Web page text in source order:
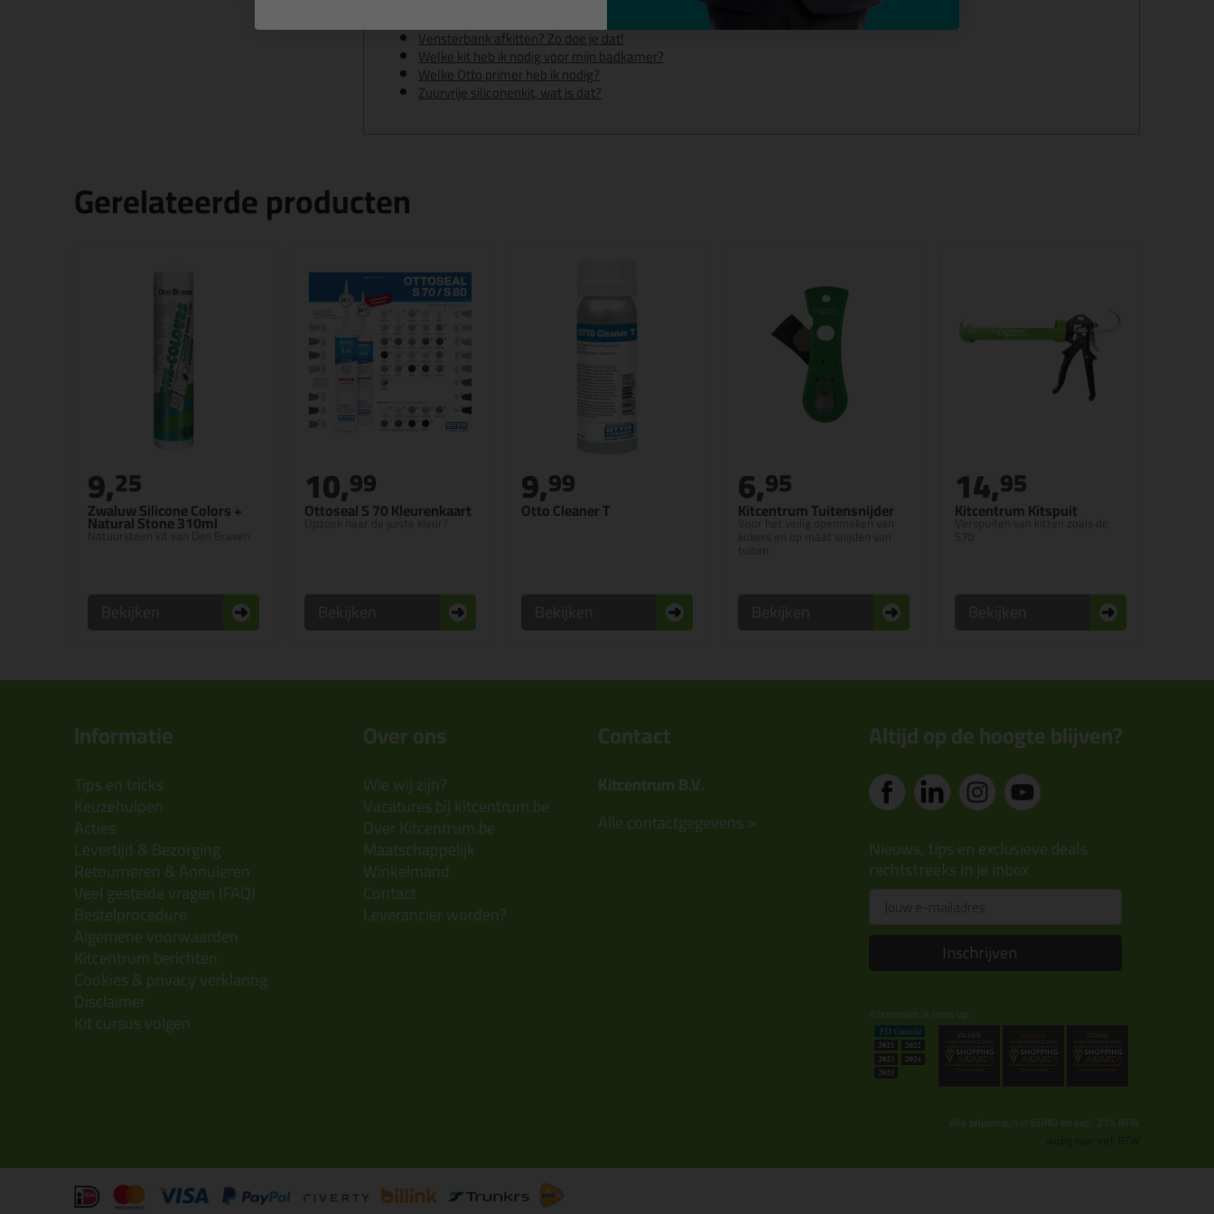
Vensterbank afkitten? Zo doe je dat!
Welke kit heb ik nodig voor mijn badkamer?
Welke Otto primer heb ik nodig?
Zuurvrije siliconenkit, wat is dat?
Gerelateerde producten
Zwaluw Silicone Colors +
Natural Stone 310ml
Natuursteen kit van Den Braven
9,25
Ottoseal S 70 Kleurenkaart
Opzoek naar de juiste kleur?
10,99
Otto Cleaner T
9,99
Kitcentrum Tuitensnijder
Voor het veilig openmaken van
6,95
Kitcentrum Kitspuit
Verspuiten van kitten zoals de
14,95
Informatie
Tips en tricks
Keuzehulpen
Acties
Levertijd & Bezorging
Retourneren & Annuleren
Veel gestelde vragen (FAQ)
Bestelprocedure
Algemene voorwaarden
Kitcentrum berichten
Cookies & privacy verklaring
Disclaimer
Kit cursus volgen
Over ons
Wie wij zijn?
Vacatures bij kitcentrum.be
Over Kitcentrum.be
Maatschappelijk
Winkelmand
Contact
Leverancier worden?
Contact
Kitcentrum B.V.
Alle contactgegevens >
Altijd op de hoogte blijven?
Nieuws, tips en exclusieve deals
rechtstreeks in je inbox
Inschrijven
Kitcentrum is trots op:
Alle prijzen zijn in EURO en excl. 21% BTW